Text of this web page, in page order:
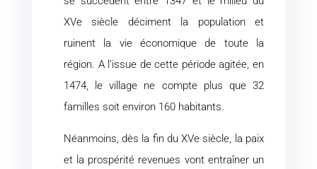
XVe siècle déciment la population et
ruinent la vie économique de toute la
région. A l’issue de cette période agitée, en
1474, le village ne compte plus que 32
familles soit environ 160 habitants.
Néanmoins, dès la fin du XVe siècle, la paix
et la prospérité revenues vont entraîner un